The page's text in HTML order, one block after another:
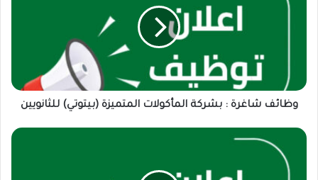
وظائف شاغرة : بشركة المأكولات المتميزة (بيتوتي) للثانويين
وظائف